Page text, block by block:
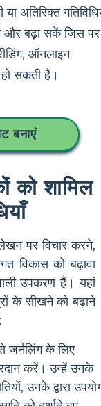
अतिरिक्त
और बढ़ा सकें जिस
ऑनलाइन
हो सकती हैं।
बनाएं
को शामिल
पर विचार करने,
विकास को बढ़ावा
उपकरण हैं। यहां
के सीखने को बढ़ाने
जर्नलिंग के लिए
करें। उन्हें उनके
उनके द्वारा